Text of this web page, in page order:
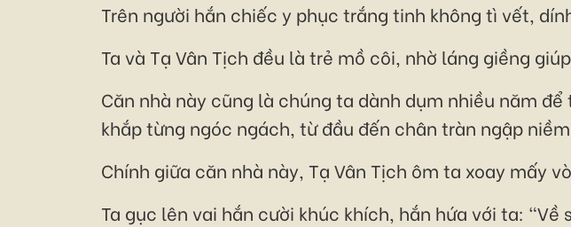
Trên người hắn chiếc y phục trắng tinh không tì vết,
Ta và Tạ Vân Tịch đều là trẻ mồ côi, nhờ láng giềng
Căn nhà này cũng là chúng ta dành dụm nhiều năm
khắp từng ngóc ngách, từ đầu đến chân tràn ngập
Chính giữa căn nhà này, Tạ Vân Tịch ôm ta xoay mấy
Ta gục lên vai hắn cười khúc khích, hắn hứa với ta: